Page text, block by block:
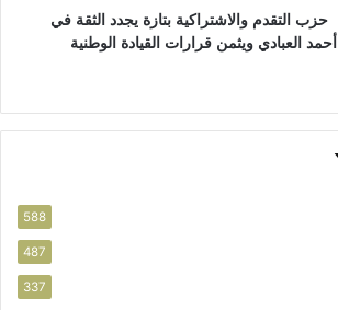
حزب التقدم والاشتراكية بتازة يجدد الثقة في
أحمد العبادي ويثمن قرارات القيادة الوطنية
588
487
337